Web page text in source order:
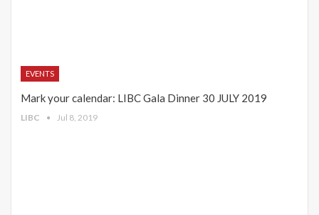
EVENTS
Mark your calendar: LIBC Gala Dinner 30 JULY 2019
LIBC Jul 8, 2019